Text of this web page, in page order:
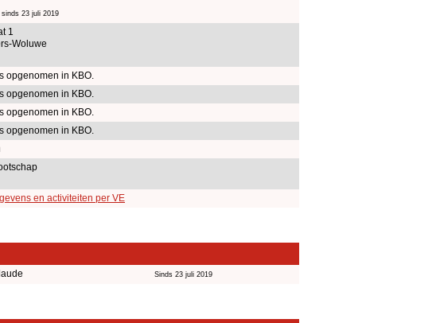
23 juli 2019
1
Woluwe
opgenomen in KBO.
opgenomen in KBO.
opgenomen in KBO.
opgenomen in KBO.
en activiteiten per VE
Sinds 23 juli 2019